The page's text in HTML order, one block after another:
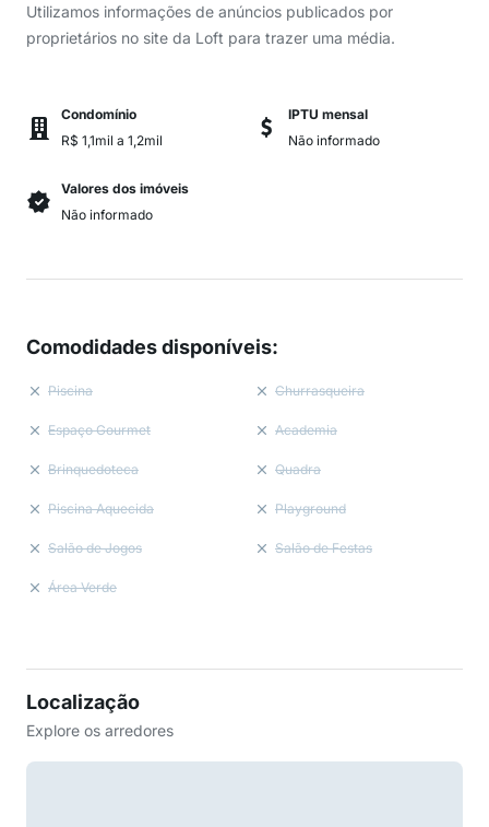
Utilizamos informações de anúncios publicados por
proprietários no site da Loft para trazer uma média.
Condomínio
R$ 1,1mil a 1,2mil
IPTU mensal
Não informado
Valores dos imóveis
Não informado
Comodidades disponíveis:
Piscina Churrasqueira
Espaço Gourmet Academia
Brinquedoteca Quadra
Piscina Aquecida Playground
Salão de Jogos Salão de Festas
Área Verde
Localização
Explore os arredores